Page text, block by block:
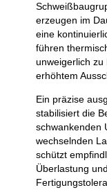
erzeugen im
eine
führen
unweigerlich zu
erhöhtem
Ein präzise
stabilisiert die
schwankenden
wechselnden
schützt
Überlastung